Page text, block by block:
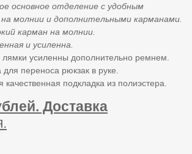
основное отделение с удобным
молнии и дополнительными карманами.
карман на молнии.
и усиленна.
усиленны дополнительно ремнем.
для переноса рюкзак в руке.
качественная подкладка из полиэстера.
Доставка